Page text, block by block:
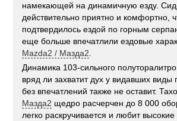
намекающей на динамичную езду.
действительно приятно и комфортно,
подтвердилось ездой по горным
еще больше впечатлили ездовые
Mazda2 / Мазда2
Динамика 103-сильного
вряд ли захватит дух у видавших виды
без впечатлений также не оставит.
Мазда2 щедро расчерчен до 8 000
легко раскручивается и любит высокие